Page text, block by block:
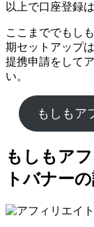
以上で口座登録
ここまででもし
期セットアップ
提携申請をして
い。
もしもア
もしもア
トバナー